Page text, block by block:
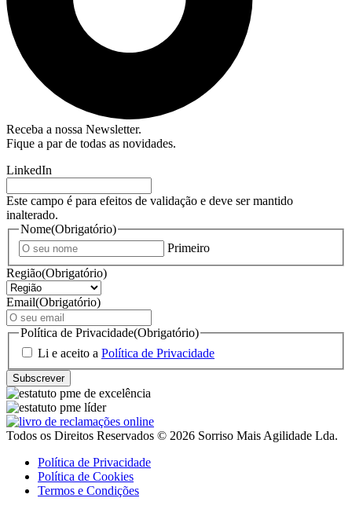
Receba a nossa Newsletter.
Fique a par de todas as novidades.
LinkedIn
Este campo é para efeitos de validação e deve ser mantido
inalterado.
Nome(Obrigatório)
Primeiro
Região(Obrigatório)
Email(Obrigatório)
Política de Privacidade(Obrigatório)
Li e aceito a Política de Privacidade
Todos os Direitos Reservados © 2026 Sorriso Mais Agilidade Lda.
Política de Privacidade
Política de Cookies
Termos e Condições